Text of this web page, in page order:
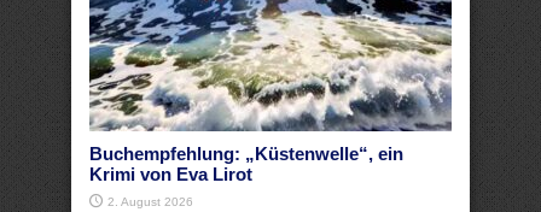
Buchempfehlung: „Küstenwelle“, ein
Krimi von Eva Lirot
2. August 2026